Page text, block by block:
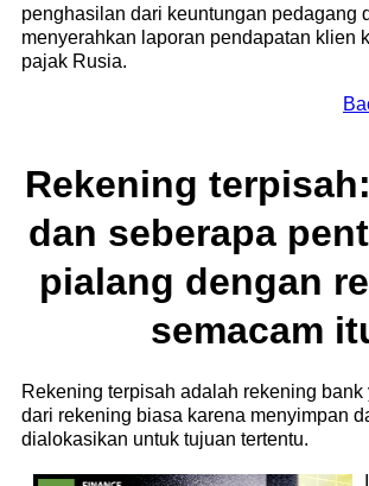
penghasilan dari keuntungan pedagang
menyerahkan laporan pendapatan klien
pajak Rusia.
Rekening
dan seberapa
pialang dengan
semacam
Rekening terpisah adalah rekening bank
dari rekening biasa karena menyimpan
dialokasikan untuk tujuan tertentu.